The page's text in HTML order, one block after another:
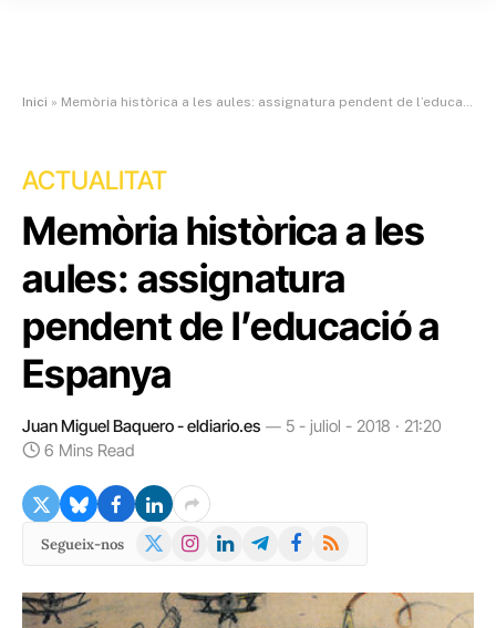
Inici » Memòria històrica a les aules: assignatura pendent de l’educació a Espanya
ACTUALITAT
Memòria històrica a les
aules: assignatura
pendent de l’educació a
Espanya
Juan Miguel Baquero - eldiario.es
5 - juliol - 2018 · 21:20
6 Mins Read
Segueix-nos
X
Instagram
LinkedInTelegramFacebook
RSS